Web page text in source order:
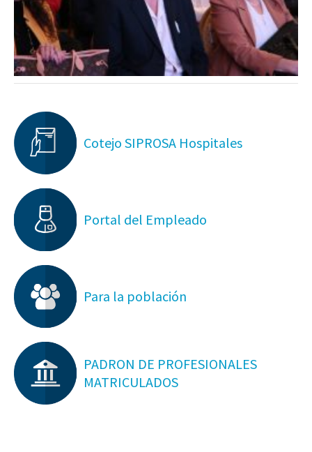
Cotejo SIPROSA Hospitales
Portal del Empleado
Para la población
PADRON DE PROFESIONALES
MATRICULADOS